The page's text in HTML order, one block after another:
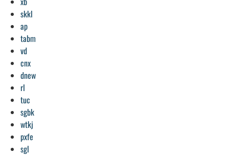
skkl
ap
tabm
vd
cnx
dnew
rl
tuc
sgbk
wtkj
pxfe
sgl